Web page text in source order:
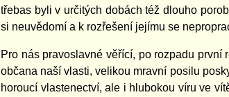
třebas byli v určitých dobách též dlouho
si neuvědomí a k rozřešení jejímu se
Pro nás pravoslavné věřící, po rozpadu
občana naší vlasti, velikou mravní posilu
horoucí vlastenectví, ale i hlubokou víru ve